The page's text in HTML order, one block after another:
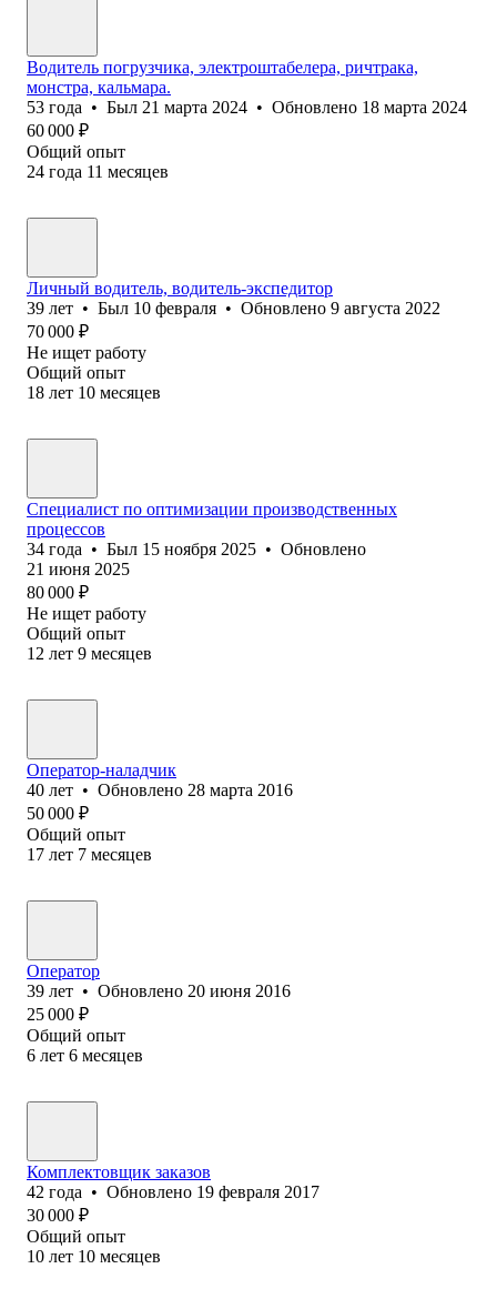
Водитель погрузчика, электроштабелера, ричтрака,
монстра, кальмара.
53 года • Был 21 марта 2024 • Обновлено 18 марта 2024
60 000 ₽
Общий опыт
24 года 11 месяцев
Личный водитель, водитель-экспедитор
39 лет • Был 10 февраля • Обновлено 9 августа 2022
70 000 ₽
Не ищет работу
Общий опыт
18 лет 10 месяцев
Специалист по оптимизации производственных
процессов
34 года • Был 15 ноября 2025 • Обновлено
21 июня 2025
80 000 ₽
Не ищет работу
Общий опыт
12 лет 9 месяцев
Оператор-наладчик
40 лет • Обновлено 28 марта 2016
50 000 ₽
Общий опыт
17 лет 7 месяцев
Оператор
39 лет • Обновлено 20 июня 2016
25 000 ₽
Общий опыт
6 лет 6 месяцев
Комплектовщик заказов
42 года • Обновлено 19 февраля 2017
30 000 ₽
Общий опыт
10 лет 10 месяцев